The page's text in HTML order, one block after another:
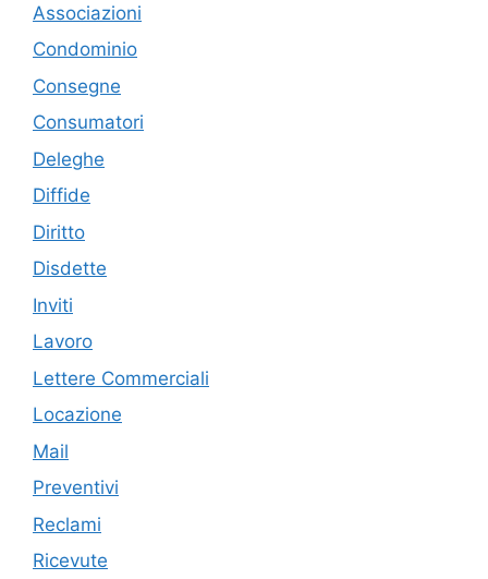
Associazioni
Condominio
Consegne
Consumatori
Deleghe
Diffide
Diritto
Disdette
Inviti
Lavoro
Lettere Commerciali
Locazione
Mail
Preventivi
Reclami
Ricevute